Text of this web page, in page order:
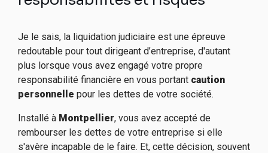
Je le sais, la liquidation judiciaire est une épreuve
redoutable pour tout dirigeant d’entreprise, d'autant
plus lorsque vous avez engagé votre propre
responsabilité financière en vous portant caution
personnelle pour les dettes de votre société.
Installé à Montpellier, vous avez accepté de
rembourser les dettes de votre entreprise si elle
s'avère incapable de le faire. Et, cette décision, souvent